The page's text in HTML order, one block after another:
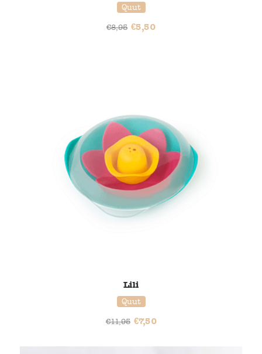
Quut
€8,95 €5,50
Lili
Quut
€11,95 €7,50